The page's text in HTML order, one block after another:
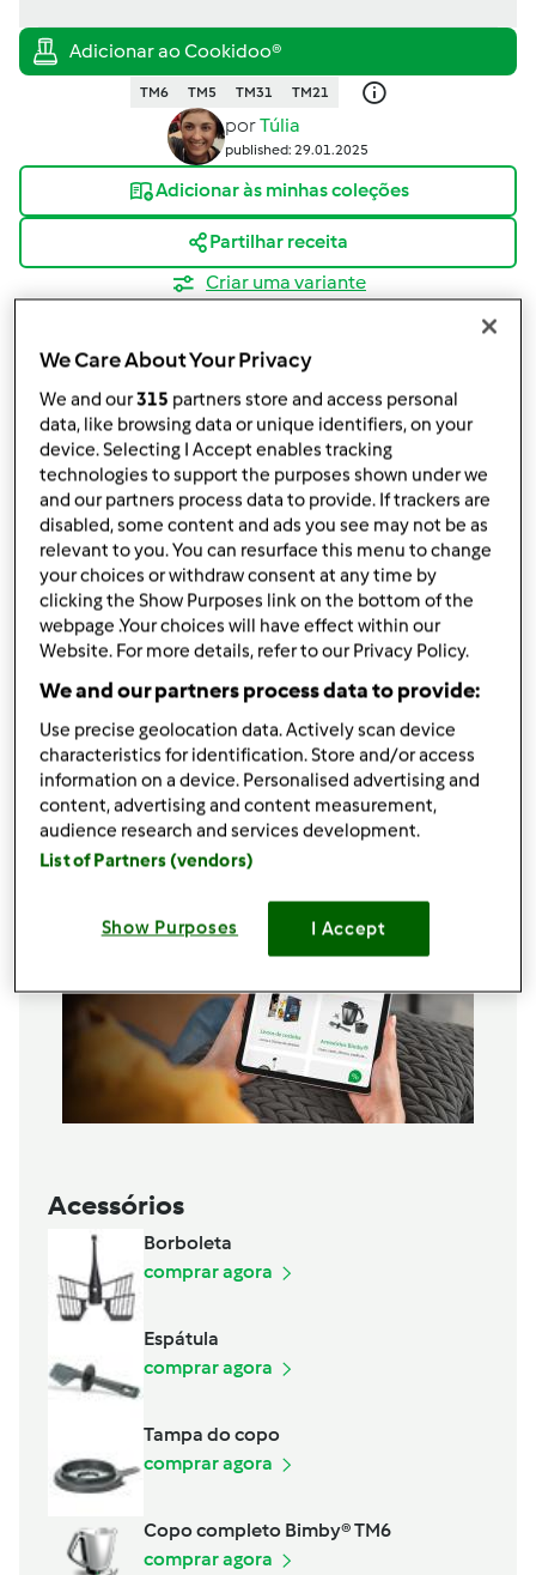
TM6 TM5 TM31 TM21
porTúlia
published: 29.01.2025
Adicionar às minhas coleções
Partilhar receita
Criar uma variante
Ingredientes
Bolo de água mel
500gaçúcar
5unidadeovos
170gleite
150góleo
130gotaágua,água mel
350g farinha,T55
2colher de chá cheiacanela em pó
Adicionar à lista de compras
Acessórios
Borboleta
comprar agora
Espátula
comprar agora
Tampa do copo
comprar agora
Copo completo Bimby® TM6
comprar agora
We Care About Your Privacy
We and our315 partners store and access personal
data, like browsing data or unique identifiers, on your
device. Selecting I Accept enables tracking
technologies to support the purposes shown under we
and our partners process data to provide. If trackers are
disabled, some content and ads you see may not be as
relevant to you. You can resurface this menu to change
your choices or withdraw consent at any time by
clicking the Show Purposes link on the bottom of the
webpage .Your choices will have effect within our
Website. For more details, refer to our Privacy Policy.
We and our partners process data to provide:
Use precise geolocation data. Actively scan device
characteristics for identification. Store and/or access
information on a device. Personalised advertising and
content, advertising and content measurement,
audience research and services development.
List of Partners (vendors)
Show Purposes I Accept